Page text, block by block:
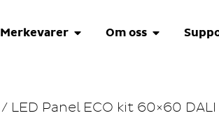
Merkevarer Om oss
/ LED Panel ECO kit 60×60